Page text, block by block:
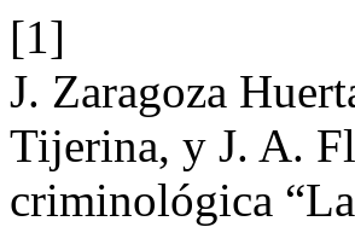
[1]
J. Zaragoza
Tijerina, y J. A.
criminológica